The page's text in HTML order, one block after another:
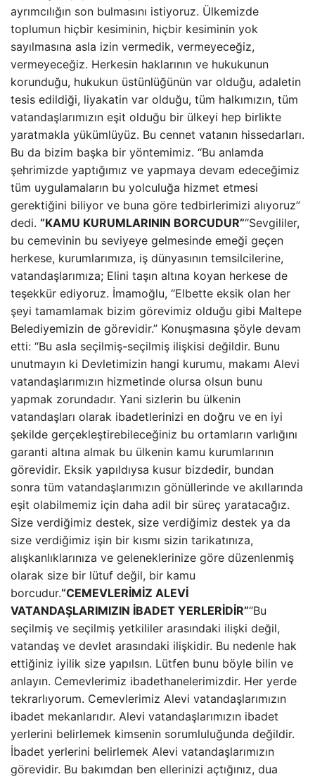
ayrımcılığın son bulmasını istiyoruz. Ülkemizde
toplumun hiçbir kesiminin, hiçbir kesiminin yok
sayılmasına asla izin vermedik, vermeyeceğiz,
vermeyeceğiz. Herkesin haklarının ve hukukunun
korunduğu, hukukun üstünlüğünün var olduğu, adaletin
tesis edildiği, liyakatin var olduğu, tüm halkımızın, tüm
vatandaşlarımızın eşit olduğu bir ülkeyi hep birlikte
yaratmakla yükümlüyüz. Bu cennet vatanın hissedarları.
Bu da bizim başka bir yöntemimiz. “Bu anlamda
şehrimizde yaptığımız ve yapmaya devam edeceğimiz
tüm uygulamaların bu yolculuğa hizmet etmesi
gerektiğini biliyor ve buna göre tedbirlerimizi alıyoruz”
dedi. “KAMU KURUMLARININ BORCUDUR”“Sevgililer,
bu cemevinin bu seviyeye gelmesinde emeği geçen
herkese, kurumlarımıza, iş dünyasının temsilcilerine,
vatandaşlarımıza; Elini taşın altına koyan herkese de
teşekkür ediyoruz. İmamoğlu, “Elbette eksik olan her
şeyi tamamlamak bizim görevimiz olduğu gibi Maltepe
Belediyemizin de görevidir.” Konuşmasına şöyle devam
etti: “Bu asla seçilmiş-seçilmiş ilişkisi değildir. Bunu
unutmayın ki Devletimizin hangi kurumu, makamı Alevi
vatandaşlarımızın hizmetinde olursa olsun bunu
yapmak zorundadır. Yani sizlerin bu ülkenin
vatandaşları olarak ibadetlerinizi en doğru ve en iyi
şekilde gerçekleştirebileceğiniz bu ortamların varlığını
garanti altına almak bu ülkenin kamu kurumlarının
görevidir. Eksik yapıldıysa kusur bizdedir, bundan
sonra tüm vatandaşlarımızın gönüllerinde ve akıllarında
eşit olabilmemiz için daha adil bir süreç yaratacağız.
Size verdiğimiz destek, size verdiğimiz destek ya da
size verdiğimiz işin bir kısmı sizin tarikatınıza,
alışkanlıklarınıza ve geleneklerinize göre düzenlenmiş
olarak size bir lütuf değil, bir kamu
borcudur.“CEMEVLERİMİZ ALEVİ
VATANDAŞLARIMIZIN İBADET YERLERİDİR”“Bu
seçilmiş ve seçilmiş yetkililer arasındaki ilişki değil,
vatandaş ve devlet arasındaki ilişkidir. Bu nedenle hak
ettiğiniz iyilik size yapılsın. Lütfen bunu böyle bilin ve
anlayın. Cemevlerimiz ibadethanelerimizdir. Her yerde
tekrarlıyorum. Cemevlerimiz Alevi vatandaşlarımızın
ibadet mekanlarıdır. Alevi vatandaşlarımızın ibadet
yerlerini belirlemek kimsenin sorumluluğunda değildir.
İbadet yerlerini belirlemek Alevi vatandaşlarımızın
görevidir. Bu bakımdan ben ellerinizi açtığınız, dua